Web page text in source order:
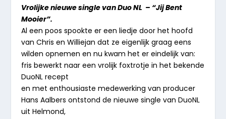
Vrolijke nieuwe single van Duo NL – “Jij Bent
Mooier”.
Al een poos spookte er een liedje door het hoofd
van Chris en Williejan dat ze eigenlijk graag eens
wilden opnemen en nu kwam het er eindelijk van:
fris bewerkt naar een vrolijk foxtrotje in het bekende
DuoNL recept
en met enthousiaste medewerking van producer
Hans Aalbers ontstond de nieuwe single van DuoNL
uit Helmond,